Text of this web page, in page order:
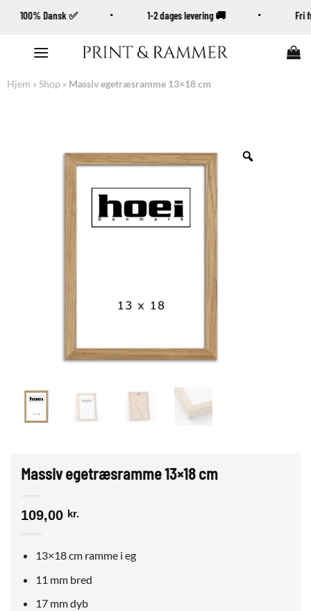
100% Dansk ✅ 1-2 dages levering 🚚
indhold
Hjem »Shop » Massiv egetræsramme 13×18 cm
Massiv egetræsramme 13×18 cm
109,00 kr.
13×18 cm ramme i eg
11 mm bred
17 mm dyb